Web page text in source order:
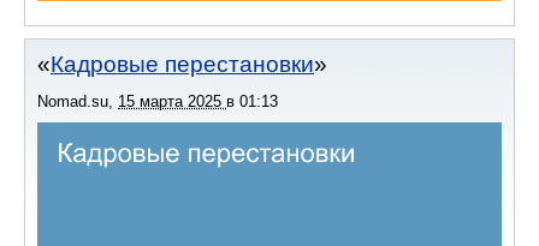
Кадровые перестановки
Nomad.su 15 марта 2025 в 01:13